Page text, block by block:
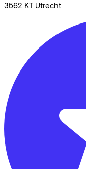
3562 KT Utrecht